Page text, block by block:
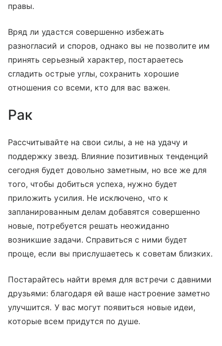
правы.
Вряд ли удастся совершенно избежать
разногласий и споров, однако вы не позволите им
принять серьезный характер, постараетесь
сгладить острые углы, сохранить хорошие
отношения со всеми, кто для вас важен.
Рак
Рассчитывайте на свои силы, а не на удачу и
поддержку звезд. Влияние позитивных тенденций
сегодня будет довольно заметным, но все же для
того, чтобы добиться успеха, нужно будет
приложить усилия. Не исключено, что к
запланированным делам добавятся совершенно
новые, потребуется решать неожиданно
возникшие задачи. Справиться с ними будет
проще, если вы прислушаетесь к советам близких.
Постарайтесь найти время для встречи с давними
друзьями: благодаря ей ваше настроение заметно
улучшится. У вас могут появиться новые идеи,
которые всем придутся по душе.